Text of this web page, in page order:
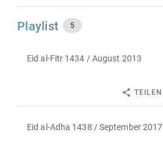
Playlist 5
Eid al-Fitr 1434 / August 2013
TEILEN
Eid al-Adha 1438 / September 2017